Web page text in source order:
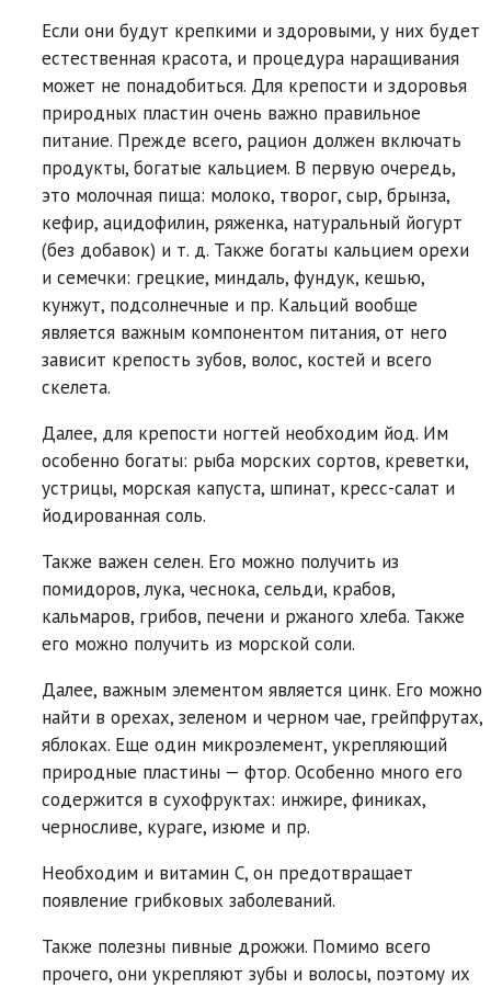
Если они будут крепкими и здоровыми, у них будет
естественная красота, и процедура наращивания
может не понадобиться. Для крепости и здоровья
природных пластин очень важно правильное
питание. Прежде всего, рацион должен включать
продукты, богатые кальцием. В первую очередь,
это молочная пища: молоко, творог, сыр, брынза,
кефир, ацидофилин, ряженка, натуральный йогурт
(без добавок) и т. д. Также богаты кальцием орехи
и семечки: грецкие, миндаль, фундук, кешью,
кунжут, подсолнечные и пр. Кальций вообще
является важным компонентом питания, от него
зависит крепость зубов, волос, костей и всего
скелета.
Далее, для крепости ногтей необходим йод. Им
особенно богаты: рыба морских сортов, креветки,
устрицы, морская капуста, шпинат, кресс-салат и
йодированная соль.
Также важен селен. Его можно получить из
помидоров, лука, чеснока, сельди, крабов,
кальмаров, грибов, печени и ржаного хлеба. Также
его можно получить из морской соли.
Далее, важным элементом является цинк. Его можно
найти в орехах, зеленом и черном чае, грейпфрутах,
яблоках. Еще один микроэлемент, укрепляющий
природные пластины — фтор. Особенно много его
содержится в сухофруктах: инжире, финиках,
черносливе, кураге, изюме и пр.
Необходим и витамин С, он предотвращает
появление грибковых заболеваний.
Также полезны пивные дрожжи. Помимо всего
прочего, они укрепляют зубы и волосы, поэтому их